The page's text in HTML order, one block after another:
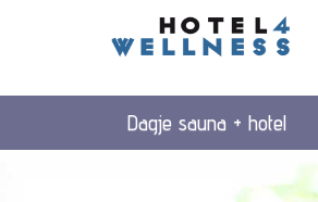
Dagje sauna + hotel